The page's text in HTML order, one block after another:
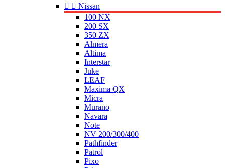
  Nissan
100 NX
200 SX
350 ZX
Almera
Altima
Interstar
Juke
LEAF
Maxima QX
Micra
Murano
Navara
Note
NV 200/300/400
Pathfinder
Patrol
Pixo